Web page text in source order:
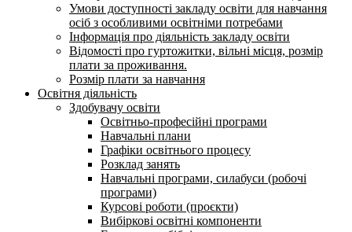
Умови доступності закладу освіти для навчання
осіб з особливими освітніми потребами
Інформація про діяльність закладу освіти
Відомості про гуртожитки, вільні місця, розмір
плати за проживання.
Розмір плати за навчання
Освітня діяльність
Здобувачу освіти
Освітньо-професійні програми
Навчальні плани
Графіки освітнього процесу
Розклад занять
Навчальні програми, силабуси (робочі
програми)
Курсові роботи (проєкти)
Вибіркові освітні компоненти